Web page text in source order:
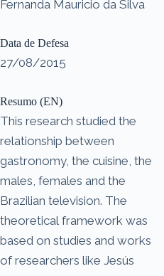
Fernanda Mauricio da Silva
Data de Defesa
27/08/2015
Resumo (EN)
This research studied the
relationship between
gastronomy, the cuisine, the
males, females and the
Brazilian television. The
theoretical framework was
based on studies and works
of researchers like Jesús